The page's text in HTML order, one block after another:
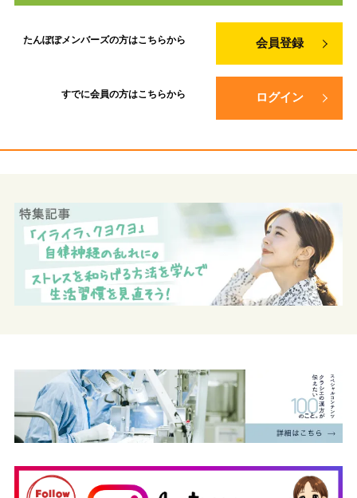
たんぽぽメンバーズの方はこちらから 会員登録
すでに会員の方はこちらから ログイン